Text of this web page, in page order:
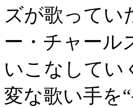
ズが歌ってい
ー・チャール
いこなしてい
変な歌い手を